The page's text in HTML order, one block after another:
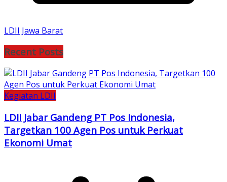
LDII Jawa Barat
Recent Posts
Kegiatan LDII
LDII Jabar Gandeng PT Pos Indonesia,
Targetkan 100 Agen Pos untuk Perkuat
Ekonomi Umat